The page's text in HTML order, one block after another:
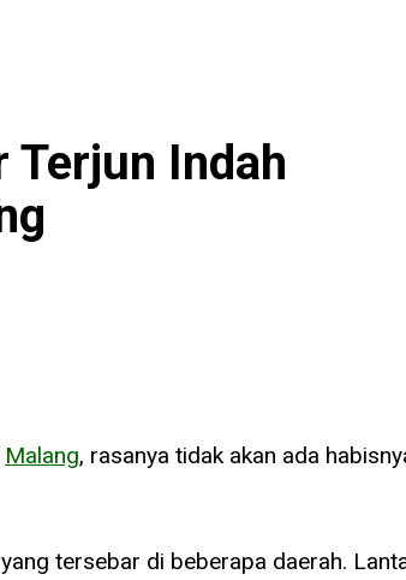
Terjun Indah
Malang, rasanya tidak akan ada
tersebar di beberapa daerah.